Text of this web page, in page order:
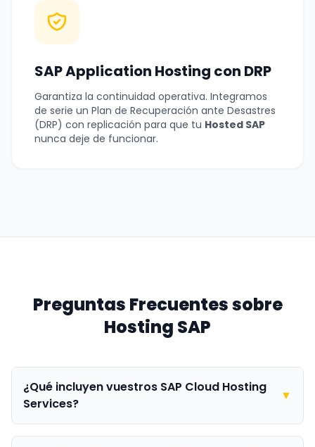
SAP Application Hosting con DRP
Garantiza la continuidad operativa. Integramos
de serie un Plan de Recuperación ante Desastres
(DRP) con replicación para que tu Hosted SAP
nunca deje de funcionar.
Preguntas Frecuentes sobre
Hosting SAP
¿Qué incluyen vuestros SAP Cloud Hosting
Services?
▼